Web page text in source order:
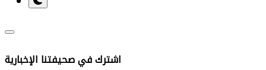
اشترك في صحيفتنا الإخبارية